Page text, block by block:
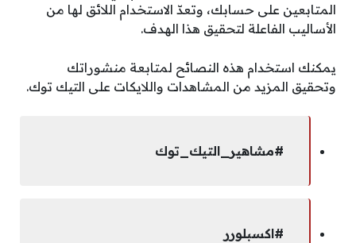
المتابعين على حسابك، وتعدّ الاستخدام اللائق لها من
الأساليب الفاعلة لتحقيق هذا الهدف.
يمكنك استخدام هذه النصائح لمتابعة منشوراتك
وتحقيق المزيد من المشاهدات واللايكات على التيك توك.
#مشاهير_التيك_توك
#اكسبلورر